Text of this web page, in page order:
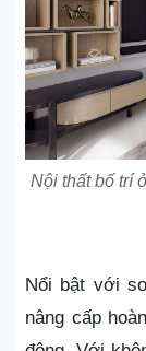
Nội thất bố trí
Nổi bật với
nâng cấp